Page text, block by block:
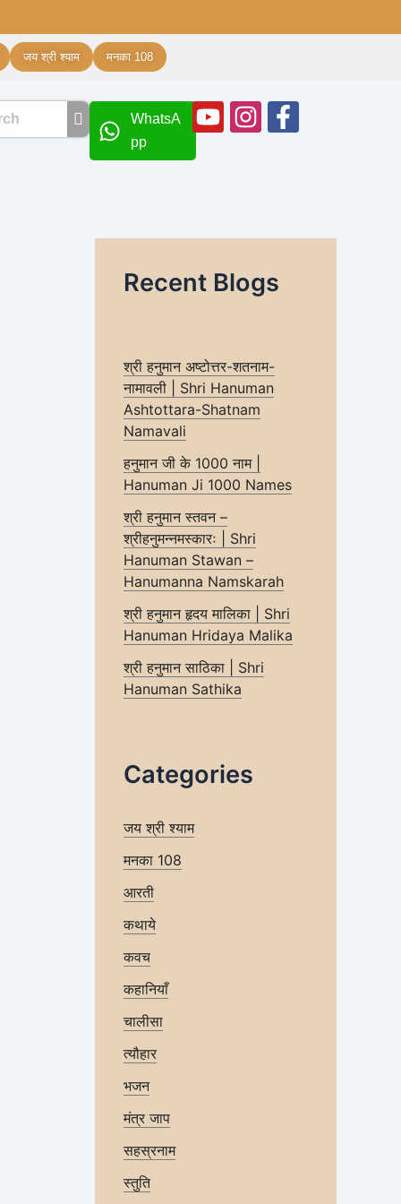
जय श्री श्याम मनका 108
WhatsA
pp
Youtube
Instagram
f
Recent Blogs
श्री हनुमान अष्टोत्तर-शतनाम-
नामावली | Shri Hanuman
Ashtottara-Shatnam
Namavali
हनुमान जी के 1000 नाम |
Hanuman Ji 1000 Names
श्री हनुमान स्तवन –
श्रीहनुमन्नमस्कारः | Shri
Hanuman Stawan –
Hanumanna Namskarah
श्री हनुमान हृदय मालिका | Shri
Hanuman Hridaya Malika
श्री हनुमान साठिका | Shri
Hanuman Sathika
Categories
जय श्री श्याम
मनका 108
आरती
कथाये
कवच
कहानियाँ
चालीसा
त्यौहार
भजन
मंत्र जाप
सहस्रनाम
स्तुति